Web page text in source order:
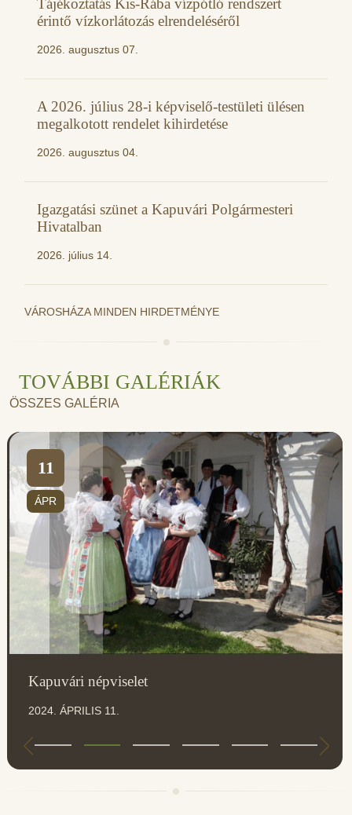
Tájékoztatás Kis-Rába vízpótló rendszert
érintő vízkorlátozás elrendeléséről
2026. augusztus 07.
A 2026. július 28-i képviselő-testületi ülésen
megalkotott rendelet kihirdetése
2026. augusztus 04.
Igazgatási szünet a Kapuvári Polgármesteri
Hivatalban
2026. július 14.
VÁROSHÁZA MINDEN HIRDETMÉNYE
TOVÁBBI GALÉRIÁK
ÖSSZES GALÉRIA
11
ÁPR
Kapuvári népviselet
2024. ÁPRILIS 11.